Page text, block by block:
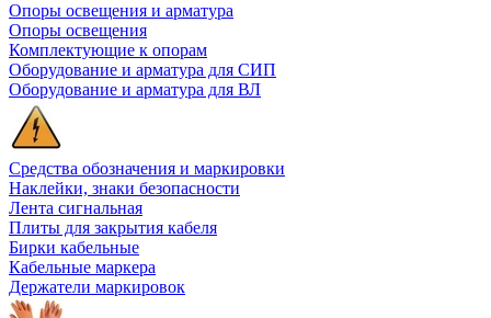
Опоры освещения и арматура
Опоры освещения
Комплектующие к опорам
Оборудование и арматура для СИП
Оборудование и арматура для ВЛ
Средства обозначения и маркировки
Наклейки, знаки безопасности
Лента сигнальная
Плиты для закрытия кабеля
Бирки кабельные
Кабельные маркера
Держатели маркировок